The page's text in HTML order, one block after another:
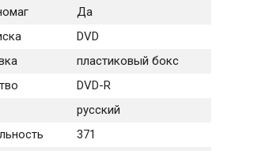
Да
DVD
пластиковый бокс
DVD-R
русский
371